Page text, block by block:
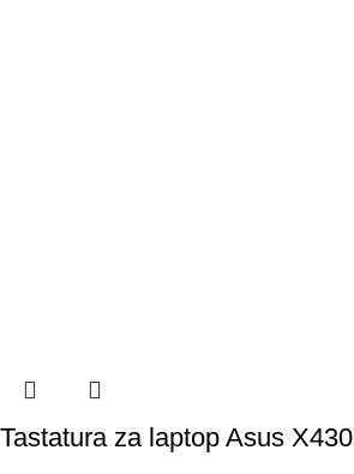
Tastatura za laptop Asus X430